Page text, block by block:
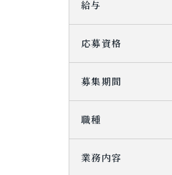
給与
応募資格
募集期間
職種
業務内容